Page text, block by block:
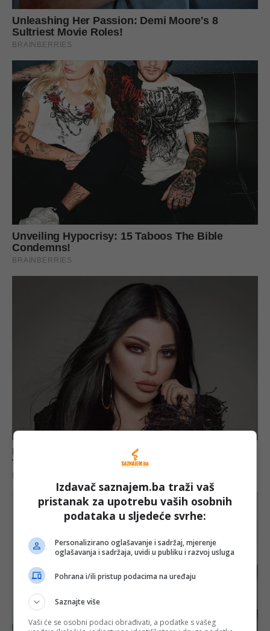
Izdavač saznajem.ba traži vaš
pristanak za upotrebu vaših osobnih
podataka u sljedeće svrhe:
Personalizirano oglašavanje i sadržaj, mjerenje
oglašavanja i sadržaja, uvidi u publiku i razvoj usluga
Pohrana i/ili pristup podacima na uređaju
Saznajte više
Vaši će se osobni podaci obrađivati, a podatke s vašeg